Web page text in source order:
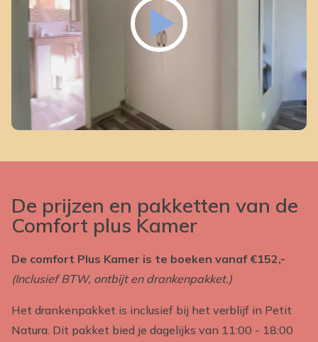
De prijzen en pakketten van de
Comfort plus Kamer
De comfort Plus Kamer is te boeken vanaf €152,-
(Inclusief BTW, ontbijt en drankenpakket.)
Het drankenpakket is inclusief bij het verblijf in Petit
Natura. Dit pakket bied je dagelijks van 11:00 - 18:00